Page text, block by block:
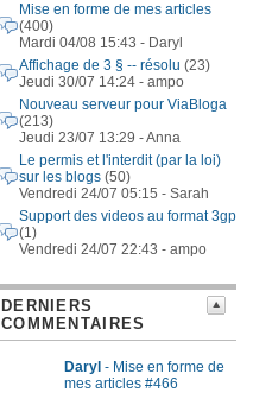
Mise en forme de mes articles
(400)
Mardi 04/08 15:43 - Daryl
Affichage de 3 § -- résolu (23)
Jeudi 30/07 14:24 - ampo
Nouveau serveur pour ViaBloga
(213)
Jeudi 23/07 13:29 - Anna
Le permis et l'interdit (par la loi)
sur les blogs (50)
Vendredi 24/07 05:15 - Sarah
Support des videos au format 3gp
(1)
Vendredi 24/07 22:43 - ampo
DERNIERS
COMMENTAIRES
Daryl - Mise en forme de
mes articles #466